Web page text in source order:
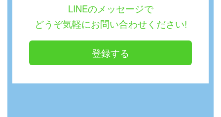
LINEのメッセージで
どうぞ気軽にお問い合わせください!
登録する